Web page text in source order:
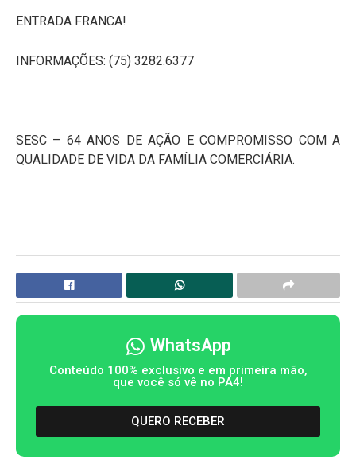
ENTRADA FRANCA!
INFORMAÇÕES: (75) 3282.6377
SESC – 64 ANOS DE AÇÃO E COMPROMISSO COM A
QUALIDADE DE VIDA DA FAMÍLIA COMERCIÁRIA.
WhatsApp
Conteúdo 100% exclusivo e em primeira mão,
que você só vê no PA4!
QUERO RECEBER